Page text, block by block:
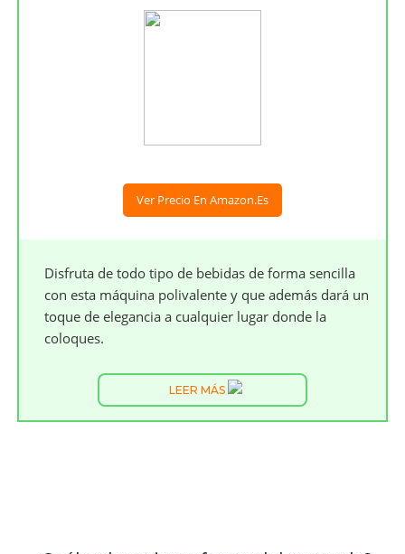
Ver Precio En Amazon.es
Disfruta de todo tipo de bebidas de forma sencilla
con esta máquina polivalente y que además dará un
toque de elegancia a cualquier lugar donde la
coloques.
LEER MÁS